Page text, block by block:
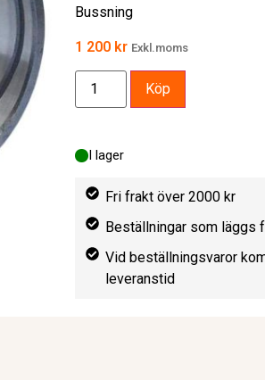
Bussning
1 200 kr Exkl.moms
I lager
Köp
Fri frakt över 2000 kr
Beställningar som läggs
Vid beställningsvaror
leveranstid